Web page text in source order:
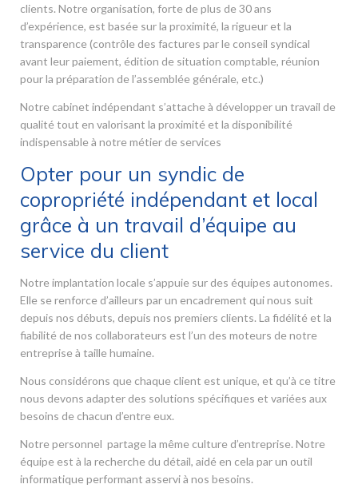
clients. Notre organisation, forte de plus de 30 ans
d’expérience, est basée sur la proximité, la rigueur et la
transparence (contrôle des factures par le conseil syndical
avant leur paiement, édition de situation comptable, réunion
pour la préparation de l’assemblée générale, etc.)
Notre cabinet indépendant s’attache à développer un travail de
qualité tout en valorisant la proximité et la disponibilité
indispensable à notre métier de services
Opter pour un syndic de
copropriété indépendant et local
grâce à un travail d’équipe au
service du client
Notre implantation locale s’appuie sur des équipes autonomes.
Elle se renforce d’ailleurs par un encadrement qui nous suit
depuis nos débuts, depuis nos premiers clients. La fidélité et la
fiabilité de nos collaborateurs est l’un des moteurs de notre
entreprise à taille humaine.
Nous considérons que chaque client est unique, et qu’à ce titre
nous devons adapter des solutions spécifiques et variées aux
besoins de chacun d’entre eux.
Notre personnel partage la même culture d’entreprise. Notre
équipe est à la recherche du détail, aidé en cela par un outil
informatique performant asservi à nos besoins.